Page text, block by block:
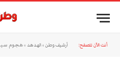
أنت الآن تتصفح: أرشيف وطن »الهدهد »هجوم